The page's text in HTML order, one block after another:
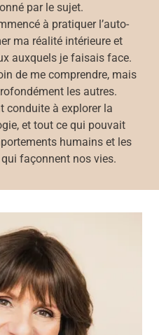
par le sujet.
à pratiquer l’auto-
ma réalité intérieure et
auxquels je faisais face.
de me comprendre, mais
les autres.
conduite à explorer la
et tout ce qui pouvait
humains et les
façonnent nos vies.